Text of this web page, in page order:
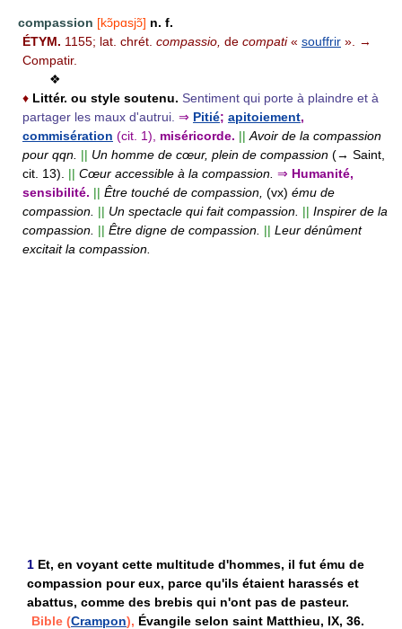
compassion [kɔ̃pɑsjɔ̃] n. f.
ÉTYM. 1155; lat. chrét. compassio, de compati« souffrir ». →
Compatir.
❖
♦ Littér. ou style soutenu. Sentiment qui porte à plaindre et à
partager les maux d'autrui. ⇒ Pitié; apitoiement,
commisération (cit. 1), miséricorde. || Avoir de la compassion
pour qqn. || Un homme de cœur, plein de compassion (→ Saint,
cit. 13).
|| Cœur accessible à la compassion. ⇒ Humanité,
sensibilité. || Être touché de compassion, (vx) ému de
compassion. || Un spectacle qui fait compassion. || Inspirer de la
compassion. || Être digne de compassion. || Leur dénûment
excitait la compassion.
1 Et, en voyant cette multitude d'hommes, il fut ému de
compassion pour eux, parce qu'ils étaient harassés et
abattus, comme des brebis qui n'ont pas de pasteur.
Bible (Crampon), Évangile selon saint Matthieu, IX, 36.